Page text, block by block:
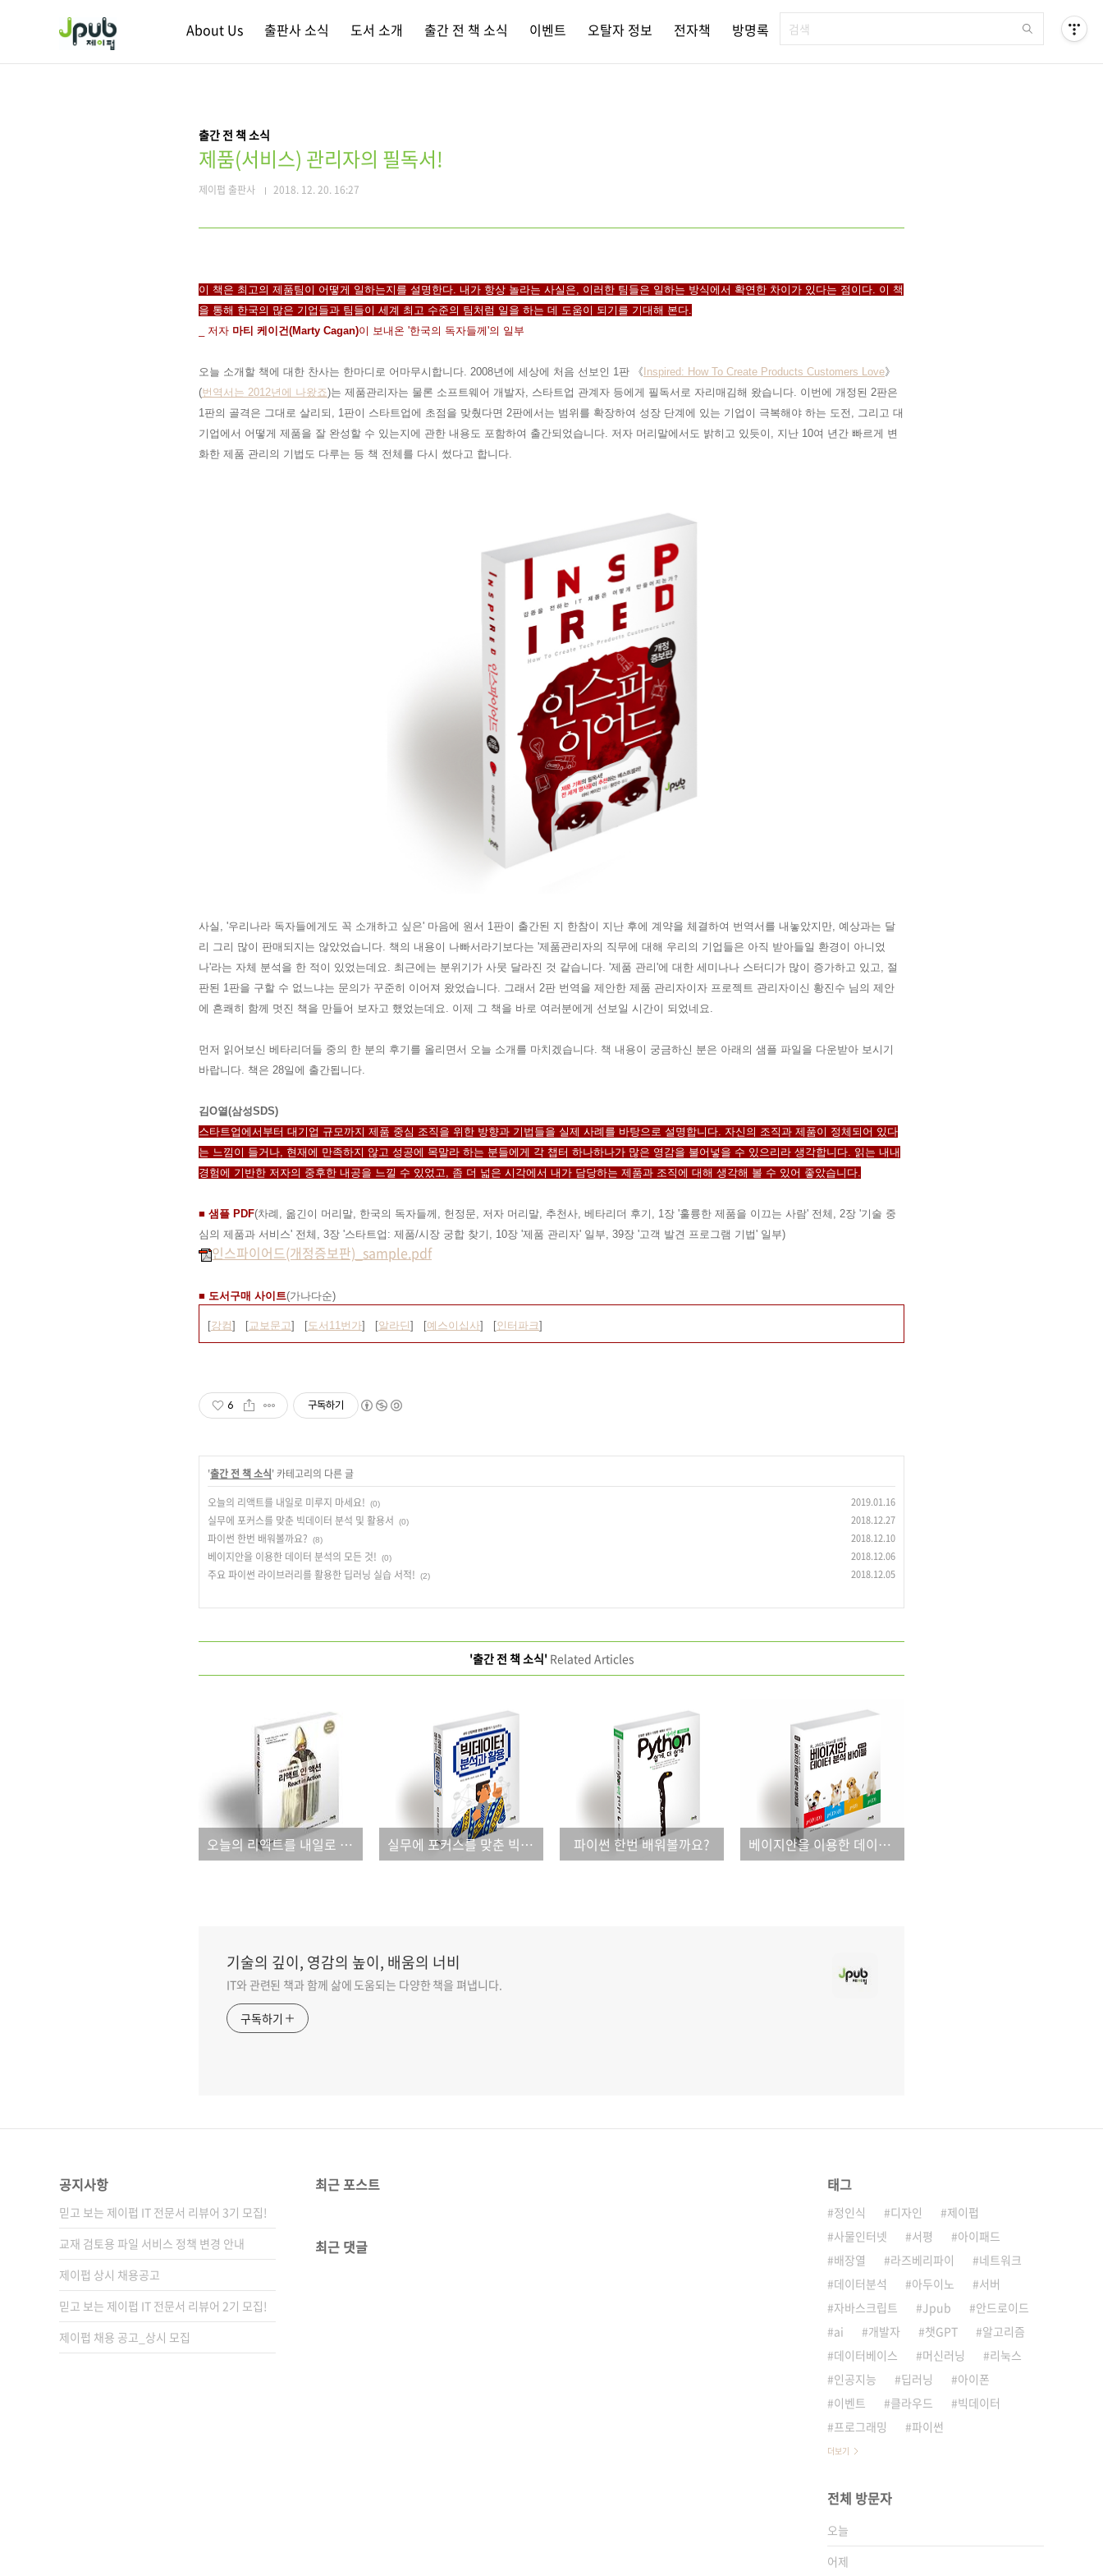
About Us 출판사 소식 도서 소개 출간 전 책 소식 이벤트 오탈자 정보 전자책 방명록
출간 전 책 소식
제품(서비스) 관리자의 필독서!
제이펍 출판사 2018. 12. 20. 16:27
이 책은 최고의 제품팀이 어떻게 일하는지를 설명한다. 내가 항상 놀라는 사실은, 이러한 팀들은 일하는 방식에서 확연한 차이가 있다는 점이다. 이 책
을 통해 한국의 많은 기업들과 팀들이 세계 최고 수준의 팀처럼 일을 하는 데 도움이 되기를 기대해 본다.
_ 저자 마티 케이건(Marty Cagan)이 보내온 '한국의 독자들께'의 일부
오늘 소개할 책에 대한 찬사는 한마디로 어마무시합니다. 2008년에 세상에 처음 선보인 1판 《 Inspired: How To Create Products Customers Love》
(번역서는 2012년에 나왔죠)는 제품관리자는 물론 소프트웨어 개발자, 스타트업 관계자 등에게 필독서로 자리매김해 왔습니다. 이번에 개정된 2판은
1판의 골격은 그대로 살리되 , 1판이 스타트업에 초점을 맞췄다면 2판에서는 범위를 확장하여 성장 단계에 있는 기업이 극복해야 하는 도전, 그리고 대
기업에서 어떻게 제품을 잘 완성할 수 있는지에 관한 내용도 포함하여 출간되었습니다. 저자 머리말에서도 밝히고 있듯이, 지난 10여 년간 빠르게 변
화한 제품 관리의 기법도 다루는 등 책 전체를 다시 썼다고 합니다.
사실, '우리나라 독자들에게도 꼭 소개하고 싶은' 마음에 원서 1판이 출간된 지 한참이 지난 후에 계약을 체결하여 번역서를 내놓았지만, 예상과는 달
리 그리 많이 판매되지는 않았었습니다. 책의 내용이 나빠서라기보다는 '제품관리자의 직무에 대해 우리의 기업들은 아직 받아들일 환경이 아니었
나'라는 자체 분석을 한 적이 있었는데요. 최근에는 분위기가 사뭇 달라진 것 같습니다. '제품 관리'에 대한 세미나나 스터디가 많이 증가하고 있고, 절
판된 1판을 구할 수 없느냐는 문의가 꾸준히 이어져 왔었습니다. 그래서 2판 번역을 제안한 제품 관리자이자 프로젝트 관리자이신 황진수 님의 제안
에 흔쾌히 함께 멋진 책을 만들어 보자고 했었는데요. 이제 그 책을 바로 여러분에게 선보일 시간이 되었네요.
먼저 읽어보신 베타리더들 중의 한 분의 후기를 올리면서 오늘 소개를 마치겠습니다. 책 내용이 궁금하신 분은 아래의 샘플 파일을 다운받아 보시기
바랍니다. 책은 28일에 출간됩니다.
김O열(삼성SDS)
스타트업에서부터 대기업 규모까지 제품 중심 조직을 위한 방향과 기법들을 실제 사례를 바탕으로 설명합니다. 자신의 조직과 제품이 정체되어 있다
는 느낌이 들거나, 현재에 만족하지 않고 성공에 목말라 하는 분들에게 각 챕터 하나하나가 많은 영감을 불어넣을 수 있으리라 생각합니다. 읽는 내내
경험에 기반한 저자의 중후한 내공을 느낄 수 있었고, 좀 더 넓은 시각에서 내가 담당하는 제품과 조직에 대해 생각해 볼 수 있어 좋았습니다.
■ 샘플 PDF(차례, 옮긴이 머리말, 한국의 독자들께, 헌정문, 저자 머리말, 추천사, 베타리더 후기, 1장 '훌륭한 제품을 이끄는 사람' 전체, 2장 '기술 중
심의 제품과 서비스' 전체, 3장 '스타트업: 제품/시장 궁합 찾기, 10장 '제품 관리자' 일부, 39장 '고객 발견 프로그램 기법' 일부)
인스파이어드(개정증보판)_sample.pdf
■ 도서구매 사이트(가나다순)
[강컴] [교보문고] [도서11번가] [알라딘] [예스이십사] [인터파크]
6 구독하기
'출간 전 책 소식' 카테고리의 다른 글
오늘의 리액트를 내일로 미루지 마세요!
(0) 2019.01.16
실무에 포커스를 맞춘 빅데이터 분석 및 활용서 (0) 2018.12.27
파이썬 한번 배워볼까요? (8) 2018.12.10
베이지안을 이용한 데이터 분석의 모든 것! (0) 2018.12.06
주요 파이썬 라이브러리를 활용한 딥러닝 실습 서적! (2) 2018.12.05
'출간 전 책 소식'Related Articles
오늘의 리액트를 내일로 미루지 마세요! 실무에 포커스를 맞춘 빅데이터 분석 및 활용서 파이썬 한번 배워볼까요? 베이지안을 이용한 데이터 분석의 모든 것!
기술의 깊이, 영감의 높이, 배움의 너비
IT와 관련된 책과 함께 삶에 도움되는 다양한 책을 펴냅니다.
구독하기
공지사항
믿고 보는 제이펍 IT 전문서 리뷰어 3기 모집!
교재 검토용 파일 서비스 정책 변경 안내
제이펍 상시 채용공고
믿고 보는 제이펍 IT 전문서 리뷰어 2기 모집!
제이펍 채용 공고_상시 모집
최근 포스트
최근 댓글
태그
정인식 디자인
제이펍
사물인터넷
서평
아이패드
배장열
라즈베리파이
네트워크
데이터분석
아두이노
서버
자바스크립트
Jpub
안드로이드
ai
개발자 챗GPT
알고리즘
데이터베이스
머신러닝
리눅스
인공지능
딥러닝
아이폰
이벤트
클라우드
빅데이터
프로그래밍
파이썬
더보기
전체 방문자
오늘
어제